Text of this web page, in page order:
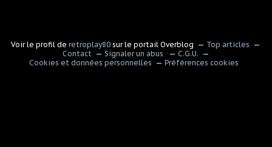
Voir le profil deretroplay80 sur le portail Overblog
Top articles
Contact
Signaler un abus
C.G.U.
Cookies et données personnelles
Préférences cookies